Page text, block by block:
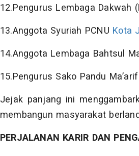
12.Pengurus Lembaga Dakwah
13.Anggota Syuriah PCNU Kota
14.Anggota Lembaga Bahtsul
15.Pengurus Sako Pandu
Jejak panjang ini
membangun masyarakat
PERJALANAN KARIR DAN